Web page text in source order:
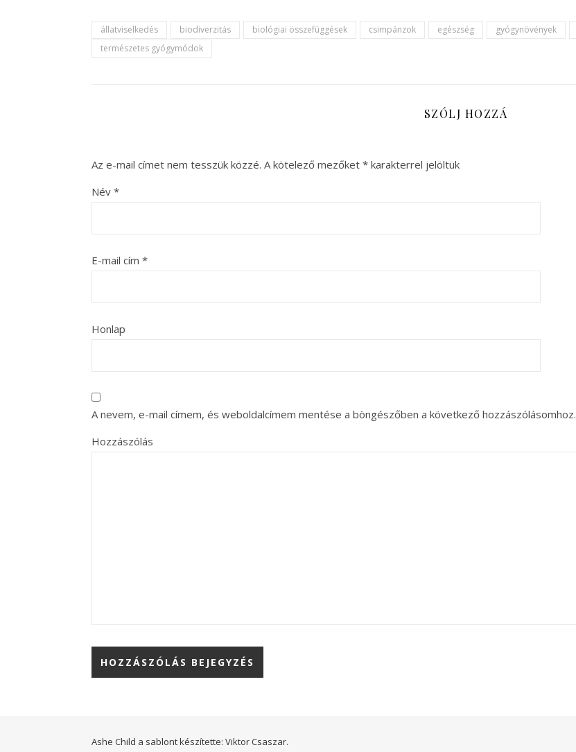
állatviselkedés biodiverzitás biológiai összefüggések csimpánzok egészség gyógynövények
természetes gyógymódok
SZÓLJ HOZZÁ
Az e-mail címet nem tesszük közzé. A kötelező mezőket * karakterrel jelöltük
Név *
E-mail cím *
Honlap
A nevem, e-mail címem, és weboldalcímem mentése a böngészőben a következő hozzászólásomhoz.
Hozzászólás
Ashe Child a sablont készítette: Viktor Csaszar.